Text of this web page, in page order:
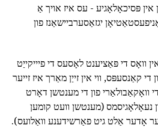
אין פּסיכאָלאָגיע - עס איז אויך אַ
יגזאַסערביישאַנז פון
וואָס די פּאַציענט לאָסעס די פיייקייַט
די קאַנסעפּס, ווי אין זייַן מאַרך איז זייער
וואָקאַבולאַרי פון די מענטשן דאָרט
נעאָלאָגיסמס (מענטשן וועט קומען
אָדער אַלט גיט פאַרשידענע וואַלועס).